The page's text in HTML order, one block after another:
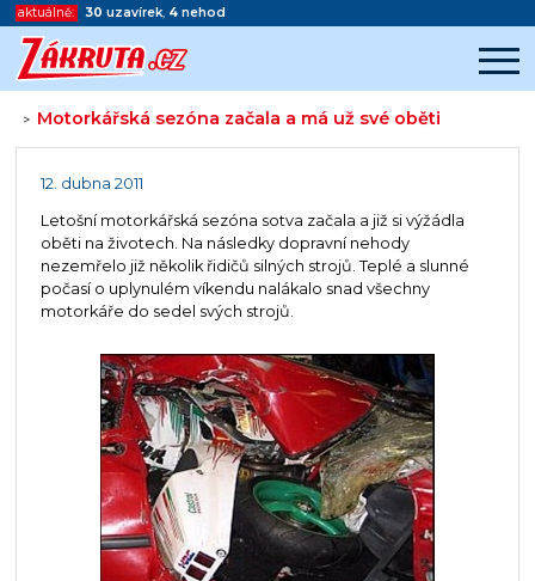
aktuálně: 30 uzavírek, 4 nehod
> Motorkářská sezóna začala a má už své oběti
Začátek reklamy
12. dubna 2011
Letošní motorkářská sezóna sotva začala a již si výžádla
oběti na životech. Na následky dopravní nehody
nezemřelo již několik řidičů silných strojů. Teplé a slunné
počasí o uplynulém víkendu nalákalo snad všechny
motorkáře do sedel svých strojů.